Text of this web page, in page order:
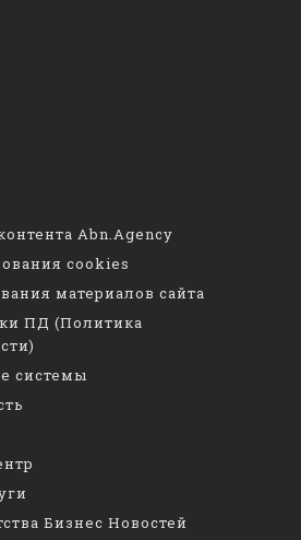
Abn.Agency
cookies
материалов сайта
ПД (Политика
системы
Бизнес Новостей